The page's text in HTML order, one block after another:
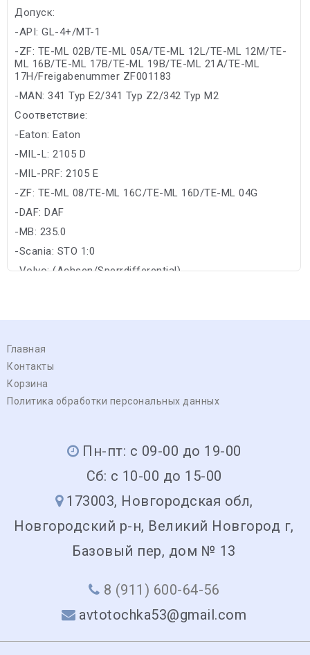
Допуск:
-API: GL-4+/MT-1
-ZF: TE-ML 02B/TE-ML 05A/TE-ML 12L/TE-ML 12M/TE-
ML 16B/TE-ML 17B/TE-ML 19B/TE-ML 21A/TE-ML
17H/Freigabenummer ZF001183
-MAN: 341 Typ E2/341 Typ Z2/342 Typ M2
Соответствие:
-Eaton: Eaton
-MIL-L: 2105 D
-MIL-PRF: 2105 E
-ZF: TE-ML 08/TE-ML 16C/TE-ML 16D/TE-ML 04G
-DAF: DAF
-MB: 235.0
-Scania: STO 1:0
-Volvo: (Achsen/Sperrdifferential)
Главная
Контакты
Корзина
Политика обработки персональных данных
Пн-пт: с 09-00 до 19-00
Сб: с 10-00 до 15-00
173003, Новгородская обл,
Новгородский р-н, Великий Новгород г,
Базовый пер, дом № 13
8 (911) 600-64-56
avtotochka53@gmail.com